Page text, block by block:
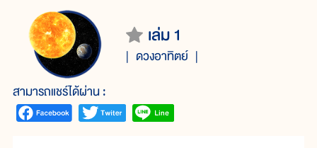
เล่ม 1
ดวงอาทิตย์
สามารถแชร์ได้ผ่าน :